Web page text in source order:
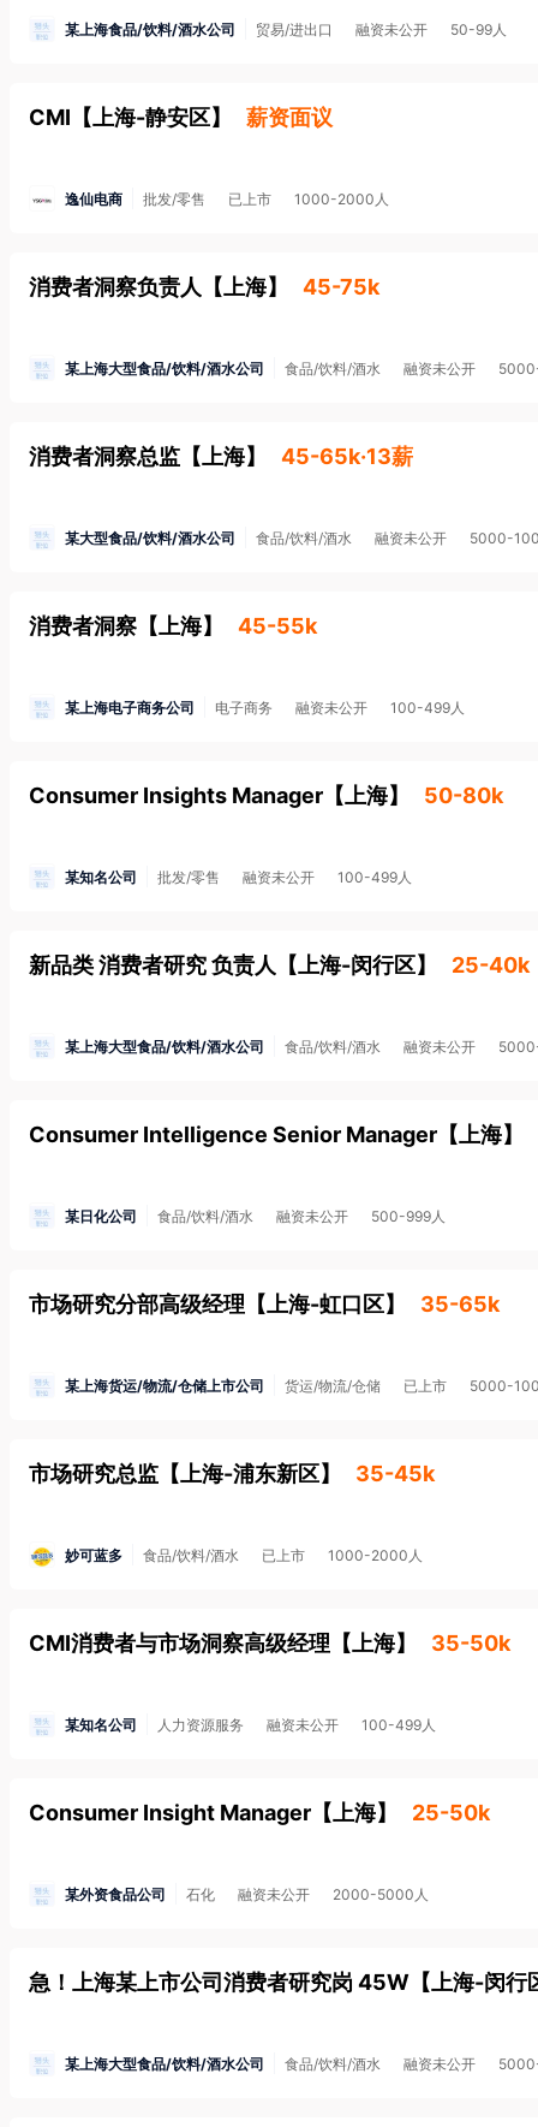
某上海食品/饮料/酒水公司 贸易/进出口 融资未公开 50-99人
CMI 【 上海-静安区】 薪资面议
逸仙电商 批发/零售 已上市 1000-2000人
消费者洞察负责人 【 上海】 45-75k
某上海大型食品/饮料/酒水公司 食品/饮料/酒水 融资未公开
消费者洞察总监 【 上海】 45-65k·13薪
某大型食品/饮料/酒水公司 食品/饮料/酒水 融资未公开 5000-
消费者洞察 【 上海】 45-55k
某上海电子商务公司 电子商务 融资未公开 100-499人
Consumer Insights Manager 【 上海】 50-80k
某知名公司 批发/零售 融资未公开 100-499人
新品类 消费者研究 负责人 【 上海-闵行区】 25-40k
某上海大型食品/饮料/酒水公司 食品/饮料/酒水 融资未公开
Consumer Intelligence Senior Manager 【 上海】
某日化公司 食品/饮料/酒水 融资未公开 500-999人
市场研究分部高级经理 【 上海-虹口区】 35-65k
某上海货运/物流/仓储上市公司 货运/物流/仓储 已上市 5000-
市场研究总监 【 上海-浦东新区】 35-45k
妙可蓝多 食品/饮料/酒水 已上市 1000-2000人
CMI消费者与市场洞察高级经理 【 上海】 35-50k
某知名公司 人力资源服务 融资未公开 100-499人
Consumer Insight Manager 【 上海】 25-50k
某外资食品公司 石化 融资未公开 2000-5000人
急！上海某上市公司消费者研究岗 45W 【 上海-闵行
某上海大型食品/饮料/酒水公司 食品/饮料/酒水 融资未公开